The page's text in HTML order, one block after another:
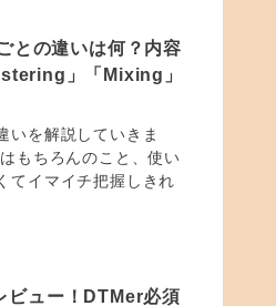
との違いは何？内容
」「Mixing」
いを解説していきま
もちろんのこと、使い
てイマイチ把握しきれ
ビュー！DTMer必須